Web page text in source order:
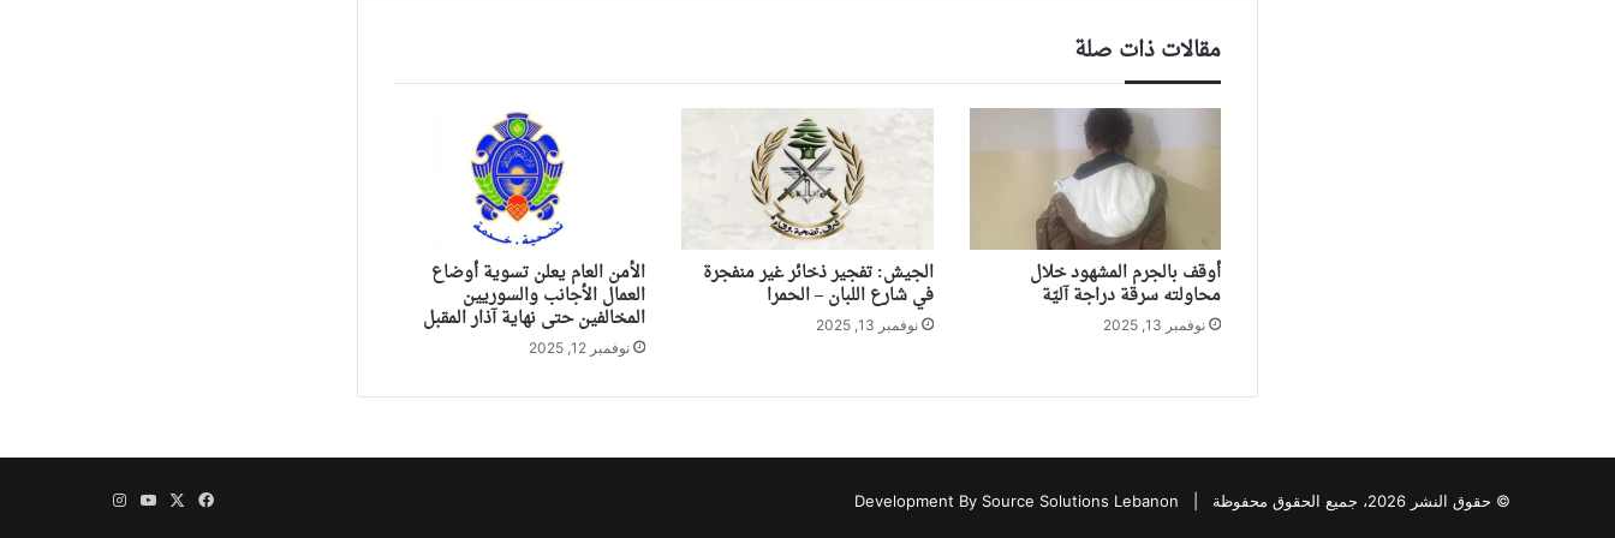
مقالات ذات صلة
أوقف بالجرم المشهود خلال
محاولته سرقة دراجة آليّة
نوفمبر 13, 2025
الجيش: تفجير ذخائر غير منفجرة
في شارع اللبان – الحمرا
نوفمبر 13, 2025
الأمن العام يعلن تسوية أوضاع
العمال الأجانب والسوريين
المخالفين حتى نهاية آذار المقبل
نوفمبر 12, 2025
© حقوق النشر 2026، جميع الحقوق محفوظة | Development By Source Solutions Lebanon فيسبوك ‫YouTubeانستقرام